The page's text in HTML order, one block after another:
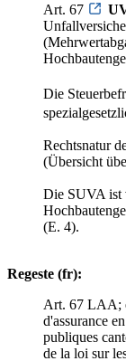
Art. 67
Die
Rechtsnatur
(Übersicht
Die SUVA ist
(E. 4).
Regeste (fr):
Art. 67 LAA;
d'assurance
publiques
de la loi sur